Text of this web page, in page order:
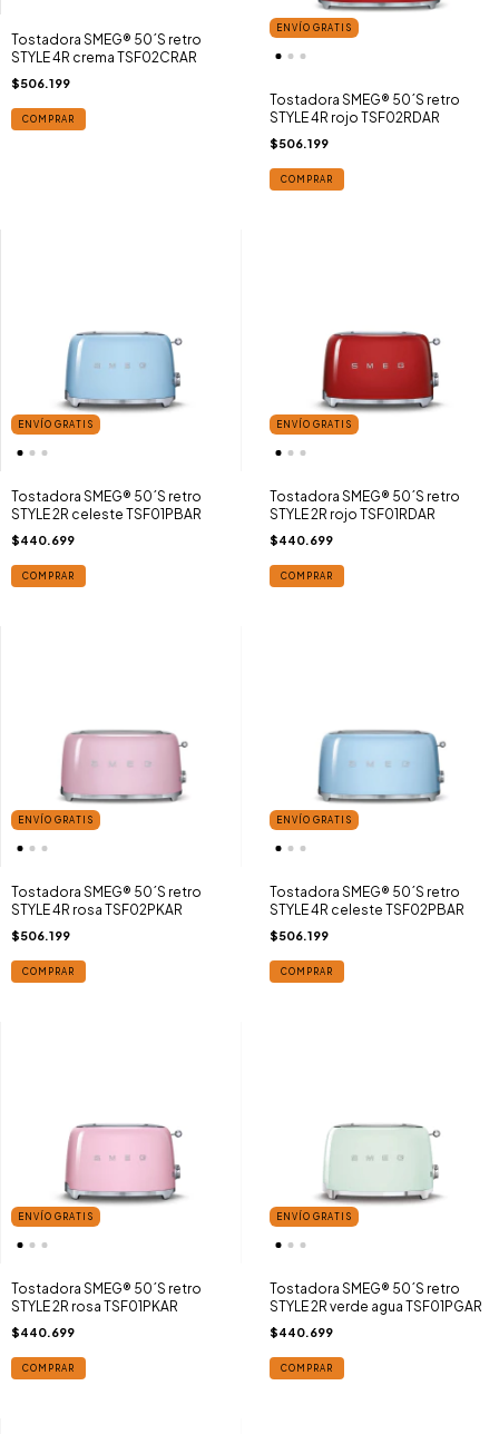
Tostadora SMEG® 50´S retro
STYLE 4R crema TSF02CRAR
$506.199
COMPRAR
ENVÍO GRATIS
Tostadora SMEG® 50´S retro
STYLE 4R rojo TSF02RDAR
$506.199
COMPRAR
ENVÍO GRATIS
Tostadora SMEG® 50´S retro
STYLE 2R celeste TSF01PBAR
$440.699
COMPRAR
ENVÍO GRATIS
Tostadora SMEG® 50´S retro
STYLE 2R rojo TSF01RDAR
$440.699
COMPRAR
ENVÍO GRATIS
Tostadora SMEG® 50´S retro
STYLE 4R rosa TSF02PKAR
$506.199
COMPRAR
ENVÍO GRATIS
Tostadora SMEG® 50´S retro
STYLE 4R celeste TSF02PBAR
$506.199
COMPRAR
ENVÍO GRATIS
Tostadora SMEG® 50´S retro
STYLE 2R rosa TSF01PKAR
$440.699
COMPRAR
ENVÍO GRATIS
Tostadora SMEG® 50´S retro
STYLE 2R verde agua TSF01PGAR
$440.699
COMPRAR